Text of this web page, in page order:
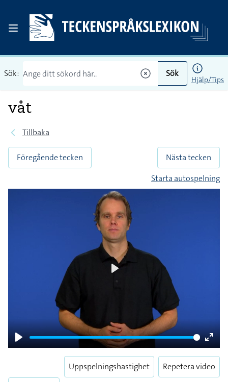
Sök: Sök
Hjälp/Tips
våt
Tillbaka
Föregående tecken
Nästa tecken
Starta autospelning
Play
Enter
Play
Uppspelningshastighet Repetera video